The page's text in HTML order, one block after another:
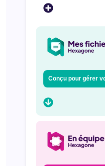
Conçu pour gérer